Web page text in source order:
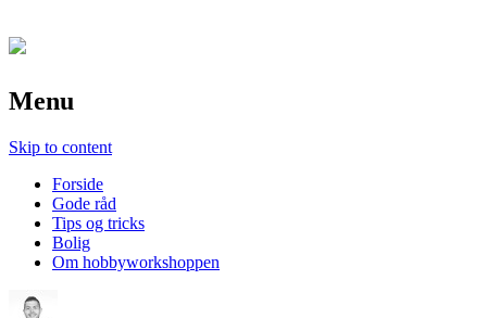
Menu
Skip to content
Forside
Gode råd
Tips og tricks
Bolig
Om hobbyworkshoppen